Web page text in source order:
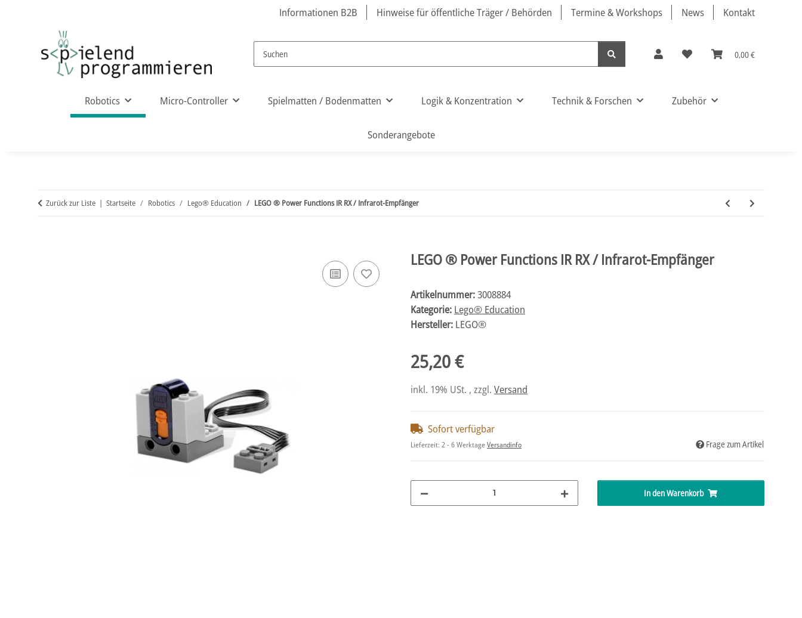
Informationen B2B Hinweise für öffentliche Träger / Behörden Termine & Workshops News Kontakt
0,00 €
Robotics Micro-Controller Spielmatten / Bodenmatten Logik & Konzentration Technik & Forschen Zubehör
Sonderangebote
Zurück zur Liste Startseite Robotics Lego® Education LEGO ® Power Functions IR RX / Infrarot-Empfänger
LEGO ® Power Functions IR RX / Infrarot-Empfänger
Artikelnummer:3008884
Kategorie: Lego® Education
Hersteller: LEGO®
25,20 €
inkl. 19% USt. , zzgl. Versand
Sofort verfügbar
Lieferzeit: 2 - 6 WerktageVersandinfo Frage zum Artikel
In den Warenkorb